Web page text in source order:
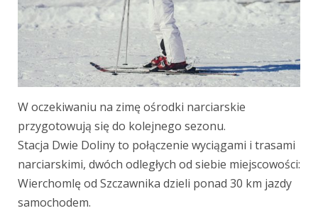
W oczekiwaniu na zimę ośrodki narciarskie
przygotowują się do kolejnego sezonu.
Stacja Dwie Doliny to połączenie wyciągami i trasami
narciarskimi, dwóch odległych od siebie miejscowości:
Wierchomlę od Szczawnika dzieli ponad 30 km jazdy
samochodem.